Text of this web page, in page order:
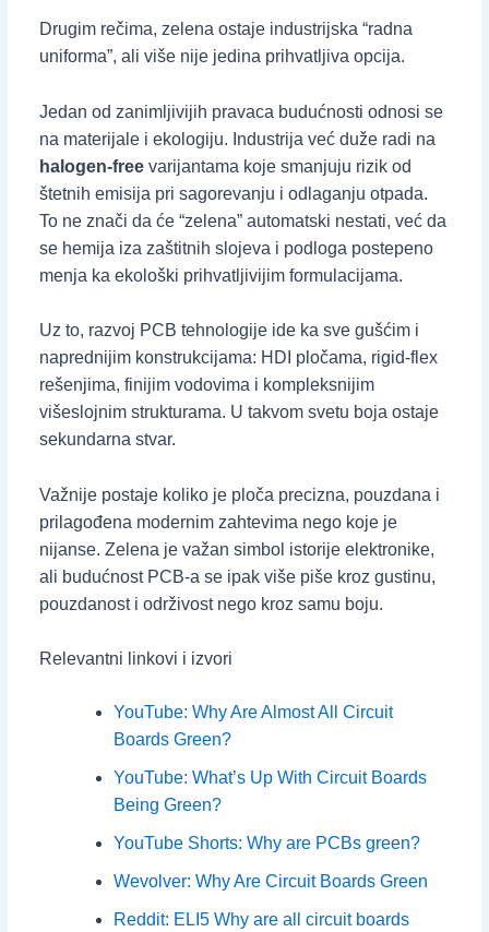
Drugim rečima, zelena ostaje industrijska “radna
uniforma”, ali više nije jedina prihvatljiva opcija.
Jedan od zanimljivijih pravaca budućnosti odnosi se
na materijale i ekologiju. Industrija već duže radi na
halogen-freevarijantama koje smanjuju rizik od
štetnih emisija pri sagorevanju i odlaganju otpada.
To ne znači da će “zelena” automatski nestati, već da
se hemija iza zaštitnih slojeva i podloga postepeno
menja ka ekološki prihvatljivijim formulacijama.
Uz to, razvoj PCB tehnologije ide ka sve gušćim i
naprednijim konstrukcijama: HDI pločama, rigid-flex
rešenjima, finijim vodovima i kompleksnijim
višeslojnim strukturama. U takvom svetu boja ostaje
sekundarna stvar.
Važnije postaje koliko je ploča precizna, pouzdana i
prilagođena modernim zahtevima nego koje je
nijanse. Zelena je važan simbol istorije elektronike,
ali budućnost PCB-a se ipak više piše kroz gustinu,
pouzdanost i održivost nego kroz samu boju.
Relevantni linkovi i izvori
YouTube: Why Are Almost All Circuit
Boards Green?
YouTube: What’s Up With Circuit Boards
Being Green?
YouTube Shorts: Why are PCBs green?
Wevolver: Why Are Circuit Boards Green
Reddit: ELI5 Why are all circuit boards